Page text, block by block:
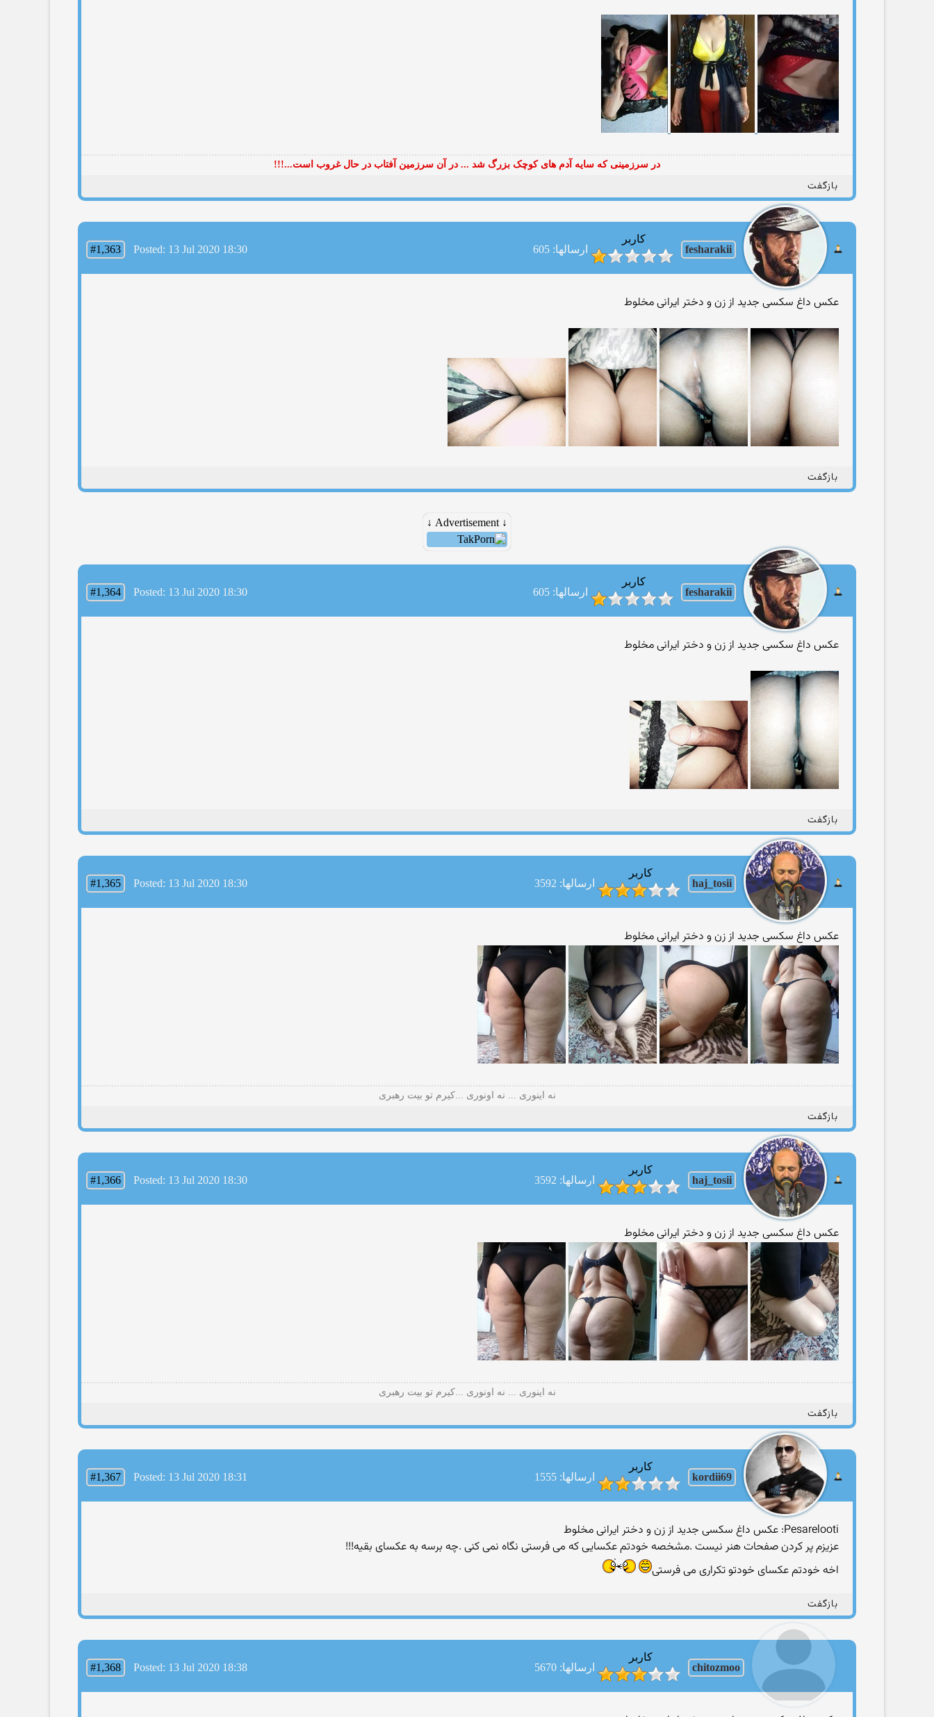
در سرزمینی که سایه آدم های کوچک بزرگ شد ... در آن سرزمین آفتاب در حال غروب است...!!!
بازگفت
fesharakii
کاربر
ارسالها: 605
#1,363 Posted: 13 Jul 2020 18:30
عکس داغ سکسی جدید از زن و دختر ایرانی مخلوط
بازگفت
↓ Advertisement ↓
fesharakii
کاربر
ارسالها: 605
#1,364 Posted: 13 Jul 2020 18:30
عکس داغ سکسی جدید از زن و دختر ایرانی مخلوط
بازگفت
haj_tosii
کاربر
ارسالها: 3592
#1,365 Posted: 13 Jul 2020 18:30
عکس داغ سکسی جدید از زن و دختر ایرانی مخلوط
نه اینوری ... نه اونوری ...کیرم تو بیت رهبری
بازگفت
haj_tosii
کاربر
ارسالها: 3592
#1,366 Posted: 13 Jul 2020 18:30
عکس داغ سکسی جدید از زن و دختر ایرانی مخلوط
نه اینوری ... نه اونوری ...کیرم تو بیت رهبری
بازگفت
kordii69
کاربر
ارسالها: 1555
#1,367 Posted: 13 Jul 2020 18:31
Pesarelooti: عکس داغ سکسی جدید از زن و دختر ایرانی مخلوط
عزیزم پر کردن صفحات هنر نیست .مشخصه خودتم عکسایی که می فرستی نگاه نمی کنی .چه برسه به عکسای بقیه!!!
اخه خودتم عکسای خودتو تکراری می فرستی
بازگفت
chitozmoo
کاربر
ارسالها: 5670
#1,368 Posted: 13 Jul 2020 18:38